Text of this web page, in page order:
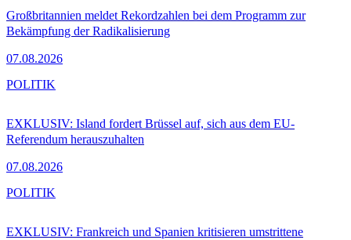
Großbritannien meldet Rekordzahlen bei dem Programm zur
Bekämpfung der Radikalisierung
07.08.2026
EXKLUSIV: Island fordert Brüssel auf, sich aus dem EU-
Referendum herauszuhalten
07.08.2026
POLITIK
EXKLUSIV: Frankreich und Spanien kritisieren umstrittene
POLITIK